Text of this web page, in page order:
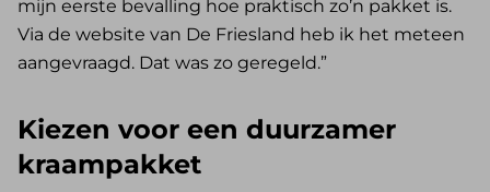
mijn eerste bevalling hoe praktisch zo’n pakket is.
Via de website van De Friesland heb ik het meteen
aangevraagd. Dat was zo geregeld.”
Kiezen voor een duurzamer
kraampakket